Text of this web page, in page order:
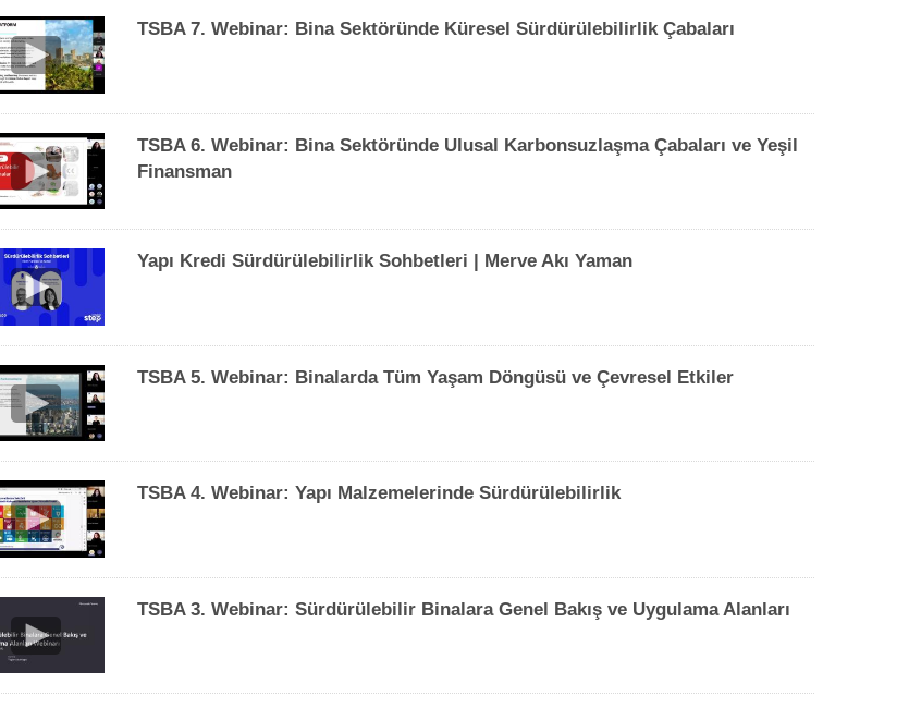
TSBA 7. Webinar: Bina Sektöründe Küresel Sürdürülebilirlik Çabaları
TSBA 6. Webinar: Bina Sektöründe Ulusal Karbonsuzlaşma Çabaları ve Yeşil
Finansman
Yapı Kredi Sürdürülebilirlik Sohbetleri | Merve Akı Yaman
TSBA 5. Webinar: Binalarda Tüm Yaşam Döngüsü ve Çevresel Etkiler
TSBA 4. Webinar: Yapı Malzemelerinde Sürdürülebilirlik
TSBA 3. Webinar: Sürdürülebilir Binalara Genel Bakış ve Uygulama Alanları